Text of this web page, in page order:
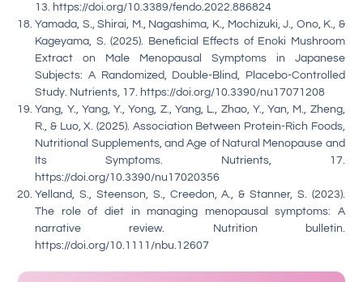
13. https://doi.org/10.3389/fendo.2022.886824
Yamada, S., Shirai, M., Nagashima, K., Mochizuki, J., Ono, K., &
Kageyama, S. (2025). Beneficial Effects of Enoki Mushroom
Extract on Male Menopausal Symptoms in Japanese
Subjects: A Randomized, Double-Blind, Placebo-Controlled
Study. Nutrients, 17. https://doi.org/10.3390/nu17071208
Yang, Y., Yang, Y., Yong, Z., Yang, L., Zhao, Y., Yan, M., Zheng,
R., & Luo, X. (2025). Association Between Protein-Rich Foods,
Nutritional Supplements, and Age of Natural Menopause and
Its Symptoms. Nutrients, 17.
https://doi.org/10.3390/nu17020356
Yelland, S., Steenson, S., Creedon, A., & Stanner, S. (2023).
The role of diet in managing menopausal symptoms: A
narrative review. Nutrition bulletin.
https://doi.org/10.1111/nbu.12607